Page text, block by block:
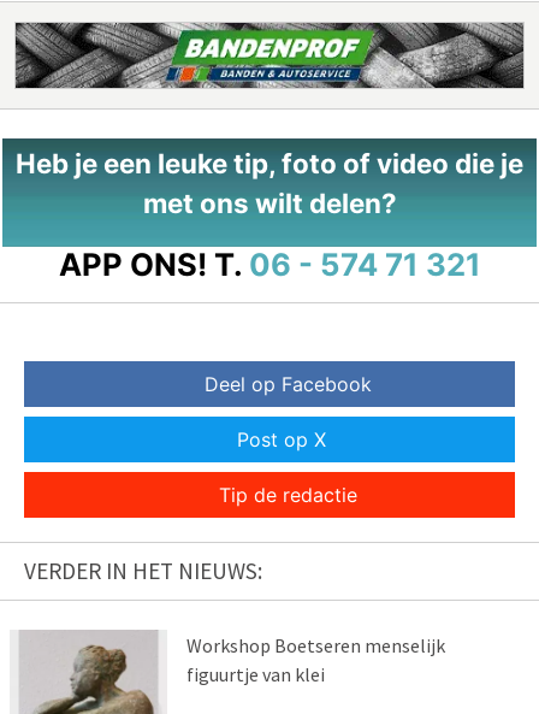
Heb je een leuke tip, foto of video die je
met ons wilt delen?
APP ONS! T. 06 - 574 71 321
Deel op Facebook
Post op X
Tip de redactie
VERDER IN HET NIEUWS:
Workshop Boetseren menselijk
figuurtje van klei